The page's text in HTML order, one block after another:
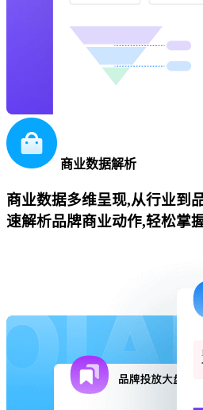
商业数据解析
商业数据多维呈现,从行业到
速解析品牌商业动作,轻松掌